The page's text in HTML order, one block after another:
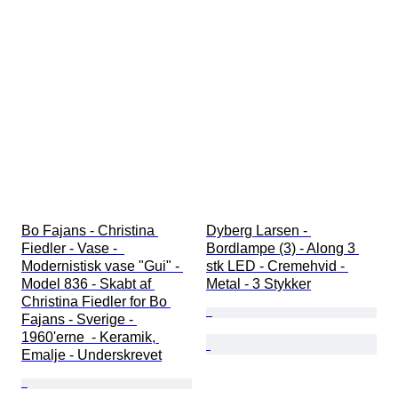
Bo Fajans - Christina
Fiedler - Vase -
Modernistisk vase "Gui" -
Model 836 - Skabt af
Christina Fiedler for Bo
Fajans - Sverige -
1960'erne  - Keramik,
Emalje - Underskrevet
Dyberg Larsen -
Bordlampe (3) - Along 3
stk LED - Cremehvid -
Metal - 3 Stykker